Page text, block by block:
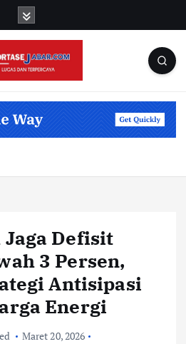
Defisit
3 Persen,
Antisipasi
Energi
Maret 20, 2026